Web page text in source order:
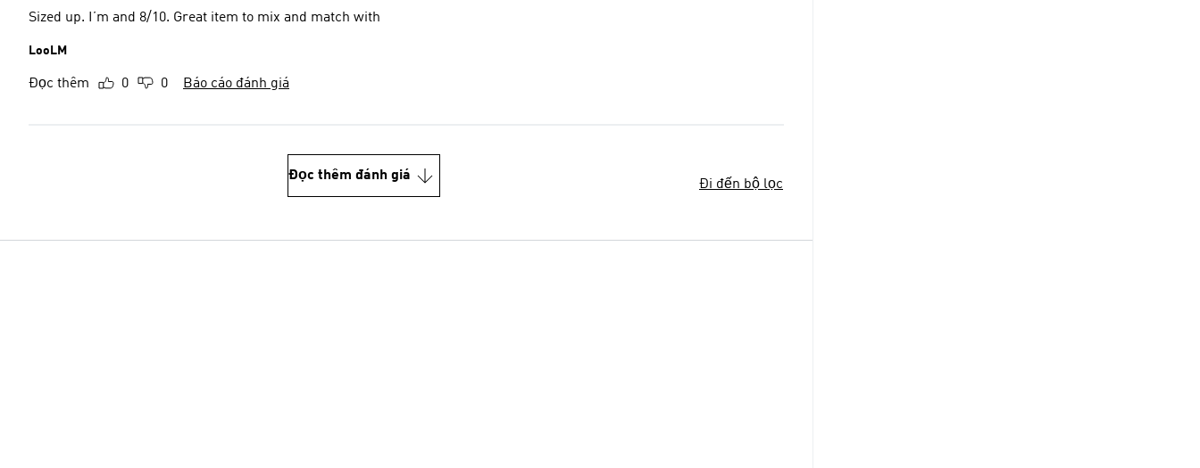
Sized up. I’m and 8/10. Great item to mix and match with
LooLM
Đọc thêm 0 0 Báo cáo đánh giá
Đọc thêm đánh giá
Đi đến bộ lọc